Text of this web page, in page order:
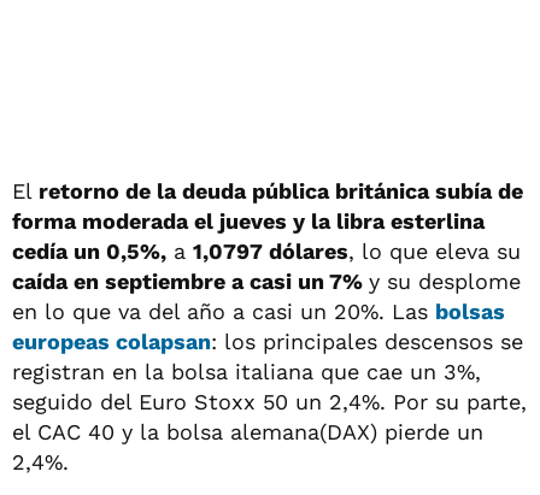
El retorno de la deuda pública británica subía de
forma moderada el jueves y la libra esterlina
cedía un 0,5%, a 1,0797 dólares, lo que eleva su
caída en septiembre a casi un 7% y su desplome
en lo que va del año a casi un 20%. Las bolsas
europeas colapsan: los principales descensos se
registran en la bolsa italiana que cae un 3%,
seguido del Euro Stoxx 50 un 2,4%. Por su parte,
el CAC 40 y la bolsa alemana(DAX) pierde un
2,4%.